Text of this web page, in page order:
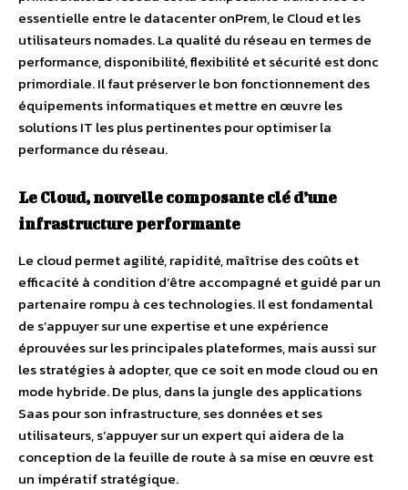
essentielle entre le datacenter onPrem, le Cloud et les
utilisateurs nomades. La qualité du réseau en termes de
performance, disponibilité, flexibilité et sécurité est donc
primordiale. Il faut préserver le bon fonctionnement des
équipements informatiques et mettre en œuvre les
solutions IT les plus pertinentes pour optimiser la
performance du réseau.
Le Cloud, nouvelle composante clé d’une
infrastructure performante
Le cloud permet agilité, rapidité, maîtrise des coûts et
efficacité à condition d’être accompagné et guidé par un
partenaire rompu à ces technologies. Il est fondamental
de s’appuyer sur une expertise et une expérience
éprouvées sur les principales plateformes, mais aussi sur
les stratégies à adopter, que ce soit en mode cloud ou en
mode hybride. De plus, dans la jungle des applications
Saas pour son infrastructure, ses données et ses
utilisateurs, s’appuyer sur un expert qui aidera de la
conception de la feuille de route à sa mise en œuvre est
un impératif stratégique.